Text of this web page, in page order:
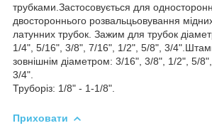
трубками.Застосовується для
двостороннього розвальцьовування
латунних трубок. Зажим для трубок
1/4", 5/16", 3/8", 7/16", 1/2", 5/8", 3/
зовнішнім діаметром: 3/16", 3/8", 1/2", 5/
3/4".
Труборіз: 1/8" - 1-1/8".
Приховати